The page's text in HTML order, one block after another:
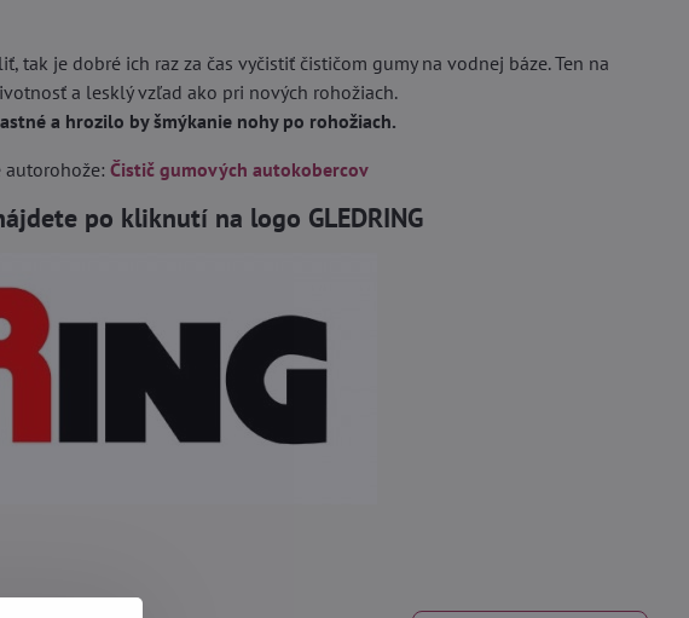
je dobré ich raz za čas vyčistiť čističom gumy na vodnej báze. Ten na
a lesklý vzľad ako pri nových rohožiach.
a hrozilo by šmýkanie nohy po rohožiach.
autorohože:Čistič gumových autokobercov
po kliknutí na logo GLEDRING